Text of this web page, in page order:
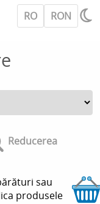
RO RON
Reducerea
sau
produsele